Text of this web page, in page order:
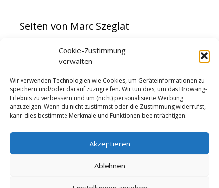
Cookie-Zustimmung
verwalten
Wir verwenden Technologien wie Cookies, um Geräteinformationen zu
speichern und/oder darauf zuzugreifen. Wir tun dies, um das Browsing-
Erlebnis zu verbessern und um (nicht) personalisierte Werbung
anzuzeigen. Wenn du nicht zustimmst oder die Zustimmung widerrufst,
kann dies bestimmte Merkmale und Funktionen beeinträchtigen.
Akzeptieren
Ablehnen
Seiten von Marc Szeglat
vulkane.net
Streaming Planet HD
Kameramann